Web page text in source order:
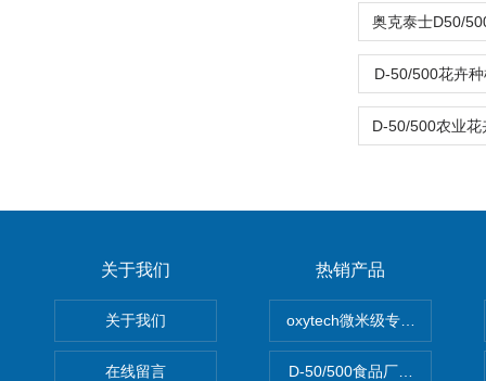
D-50/500花卉
关于我们
关于我们
在线留言
热销产品
oxytech微米级专业消毒
D-50/500食品厂车间高效杀